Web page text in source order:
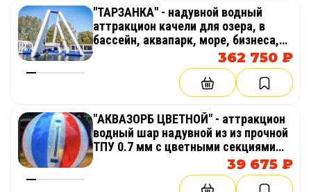
"ТАРЗАНКА" - надувной водный
аттракцион качели для озера, в
бассейн, аквапарк, море, бизнеса,
362 750 ₽
"АКВАЗОРБ ЦВЕТНОЙ" - аттракцион
водный шар надувной из из прочной
ТПУ 0.7 мм с цветными секциями
39 675 ₽